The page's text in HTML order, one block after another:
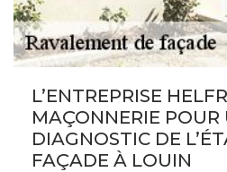
L’ENTREPRISE
MAÇONNERIE POUR
DIAGNOSTIC DE
FAÇADE À LOUIN